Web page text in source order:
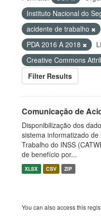
Instituto Nacional do
acidente de trabalho
PDA 2016 A 2018
Creative Commons
Filter Results
Comunicação de
Disponibilização dos
sistema informatizado
Trabalho do INSS
de benefício por...
XLSX CSV ZIP
You can also access this